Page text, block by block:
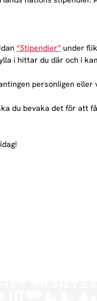
“Stipendier” under
i hittar du där och i
personligen
du bevaka det för att